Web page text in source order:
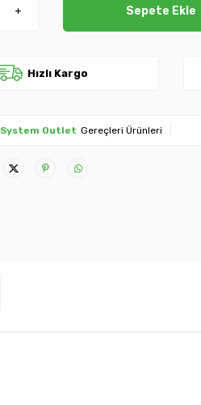
Sepete Ekle
Hızlı Kargo
System Outlet Gereçleri Ürünleri